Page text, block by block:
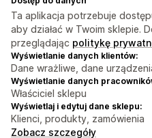
Ta aplikacja potrzebuje
aby działać w Twoim sklepie.
przeglądając politykę
Wyświetlanie danych klientów:
Dane wrażliwe, dane
Wyświetlanie danych
Właściciel sklepu
Wyświetlaj i edytuj dane sklepu:
Klienci, produkty, zamówienia
Zobacz szczegóły